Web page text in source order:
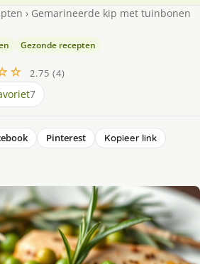
› Gemarineerde kip met tuinbonen
Gezonde recepten
2.75 (4)
7
Pinterest
Kopieer link